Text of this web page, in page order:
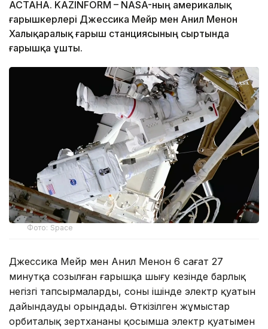
АСТАНА. KAZINFORM – NASA-ның америкалық
ғарышкерлері Джессика Мейр мен Анил Менон
Халықаралық ғарыш станциясының сыртында
ғарышқа ұшты.
Фото: Space
Джессика Мейр мен Анил Менон 6 сағат 27
минутқа созылған ғарышқа шығу кезінде барлық
негізгі тапсырмаларды, соның ішінде электр қуатын
дайындауды орындады. Өткізілген жұмыстар
орбиталық зертхананы қосымша электр қуатымен